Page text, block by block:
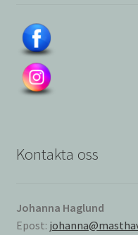
Kontakta oss
Johanna Haglund
Epost: